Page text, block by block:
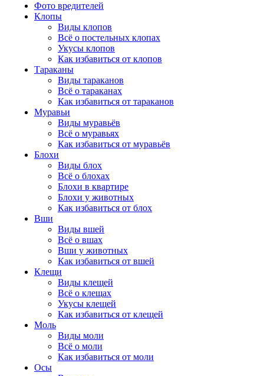
Фото вредителей
Клопы
Виды клопов
Всё о постельных клопах
Укусы клопов
Как избавиться от клопов
Тараканы
Виды тараканов
Всё о тараканах
Как избавиться от тараканов
Муравьи
Виды муравьёв
Всё о муравьях
Как избавиться от муравьёв
Блохи
Виды блох
Всё о блохах
Блохи в квартире
Блохи у животных
Как избавиться от блох
Вши
Виды вшей
Всё о вшах
Вши у животных
Как избавиться от вшей
Клещи
Виды клещей
Всё о клещах
Укусы клещей
Как избавиться от клещей
Моль
Виды моли
Всё о моли
Как избавиться от моли
Осы